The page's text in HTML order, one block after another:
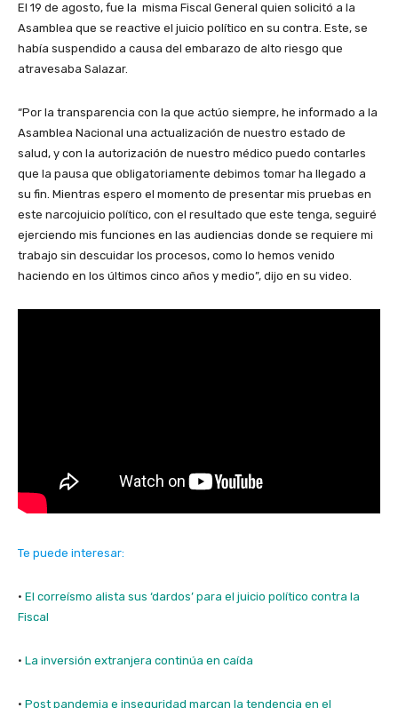
El 19 de agosto, fue la misma Fiscal General quien solicitó a la
Asamblea que se reactive el juicio político en su contra. Este, se
había suspendido a causa del embarazo de alto riesgo que
atravesaba Salazar.
“Por la transparencia con la que actúo siempre, he informado a la
Asamblea Nacional una actualización de nuestro estado de
salud, y con la autorización de nuestro médico puedo contarles
que la pausa que obligatoriamente debimos tomar ha llegado a
su fin. Mientras espero el momento de presentar mis pruebas en
este narcojuicio político, con el resultado que este tenga, seguiré
ejerciendo mis funciones en las audiencias donde se requiere mi
trabajo sin descuidar los procesos, como lo hemos venido
haciendo en los últimos cinco años y medio”, dijo en su video.
Te puede interesar:
· El correísmo alista sus ‘dardos’ para el juicio político contra la
Fiscal
· La inversión extranjera continúa en caída
· Post pandemia e inseguridad marcan la tendencia en el